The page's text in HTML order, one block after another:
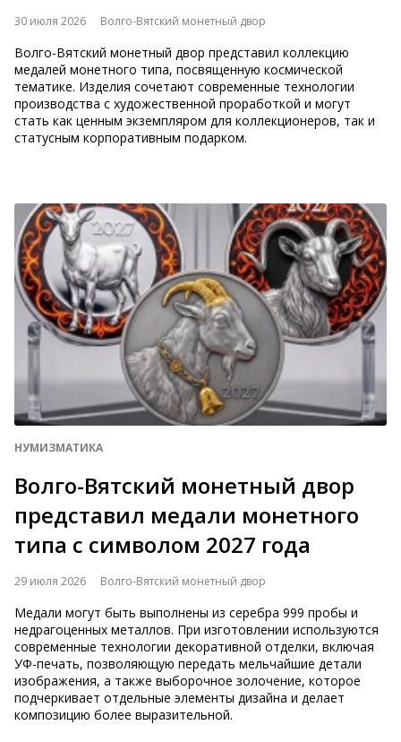
30 июля 2026 Волго-Вятский монетный двор
Волго-Вятский монетный двор представил коллекцию
медалей монетного типа, посвященную космической
тематике. Изделия сочетают современные технологии
производства с художественной проработкой и могут
стать как ценным экземпляром для коллекционеров, так и
статусным корпоративным подарком.
НУМИЗМАТИКА
Волго-Вятский монетный двор
представил медали монетного
типа с символом 2027 года
29 июля 2026 Волго-Вятский монетный двор
Медали могут быть выполнены из серебра 999 пробы и
недрагоценных металлов. При изготовлении используются
современные технологии декоративной отделки, включая
УФ-печать, позволяющую передать мельчайшие детали
изображения, а также выборочное золочение, которое
подчеркивает отдельные элементы дизайна и делает
композицию более выразительной.